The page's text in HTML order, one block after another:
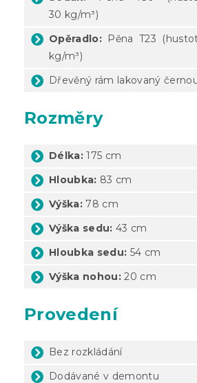
30 kg/m³)
Opěradlo: Pěna T23
kg/m³)
Dřevěný rám lakovaný
Rozměry
Délka: 175 cm
Hloubka: 83 cm
Výška: 78 cm
Výška sedu: 43 cm
Hloubka sedu: 54 cm
Výška nohou:20 cm
Provedení
Bez rozkládání
Dodávané v demontu